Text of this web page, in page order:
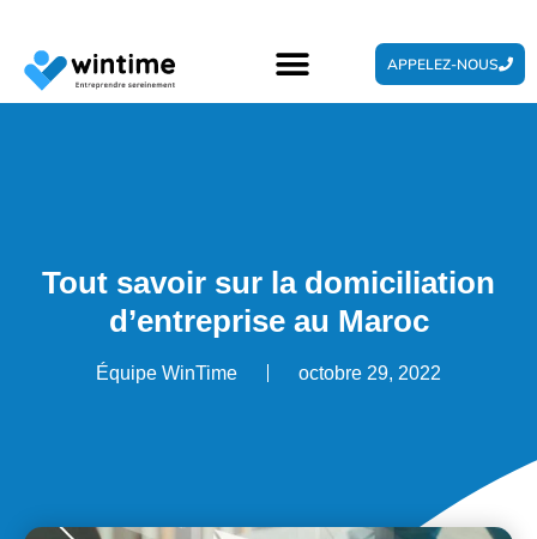
APPELEZ-NOUS
Tout savoir sur la domiciliation
d’entreprise au Maroc
Équipe WinTime octobre 29, 2022